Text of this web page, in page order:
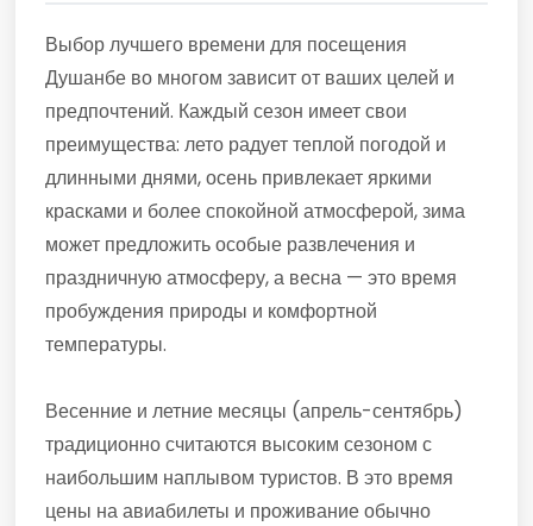
Выбор лучшего времени для посещения
Душанбе во многом зависит от ваших целей и
предпочтений. Каждый сезон имеет свои
преимущества: лето радует теплой погодой и
длинными днями, осень привлекает яркими
красками и более спокойной атмосферой, зима
может предложить особые развлечения и
праздничную атмосферу, а весна — это время
пробуждения природы и комфортной
температуры.
Весенние и летние месяцы (апрель-сентябрь)
традиционно считаются высоким сезоном с
наибольшим наплывом туристов. В это время
цены на авиабилеты и проживание обычно